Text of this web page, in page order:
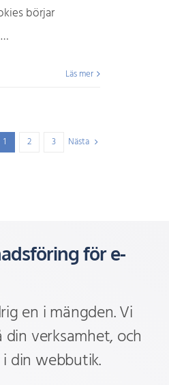
börjar
Läs mer
1 2 3 Nästa
för e-
en i mängden. Vi
din verksamhet, och
din webbutik.